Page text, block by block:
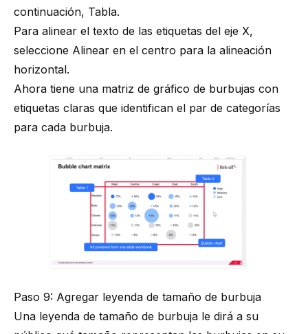
continuación, Tabla.
Para alinear el texto de las etiquetas del eje X,
seleccione Alinear en el centro para la alineación
horizontal.
Ahora tiene una matriz de gráfico de burbujas con
etiquetas claras que identifican el par de categorías
para cada burbuja.
Paso 9: Agregar leyenda de tamaño de burbuja
Una leyenda de tamaño de burbuja le dirá a su